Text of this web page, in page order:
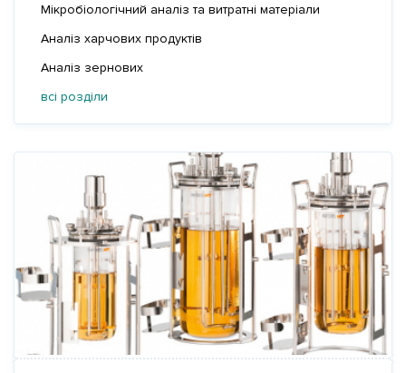
Мікробіологічний аналіз та витратні матеріали
Аналіз харчових продуктів
Аналіз зернових
всі розділи